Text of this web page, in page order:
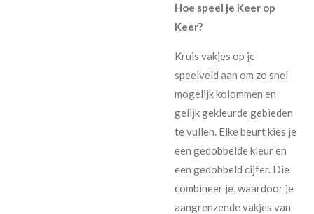
Hoe speel je Keer op
Keer?
Kruis vakjes op je
speelveld aan om zo snel
mogelijk kolommen en
gelijk gekleurde gebieden
te vullen. Elke beurt kies je
een gedobbelde kleur en
een gedobbeld cijfer. Die
combineer je, waardoor je
aangrenzende vakjes van